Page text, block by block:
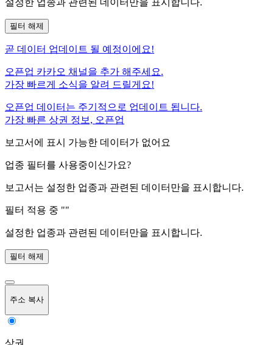
필터 해제
곧 데이터 업데이트 될 예정이에요!
오픈업 카카오 채널을 추가 해주세요.
가장 빠르게 소식을 알려 드릴게요!
오픈업 데이터는 주기적으로 업데이트 됩니다.
가장 빠른 상권 정보, 오픈업
보고서에 표시 가능한 데이터가 없어요
업종 필터를 사용중이신가요?
보고서는 설정한 업종과 관련된 데이터만을 표시합니다.
필터 적용 중 ""
설정한 업종과 관련된 데이터만을 표시합니다.
필터 해제
주소 복사